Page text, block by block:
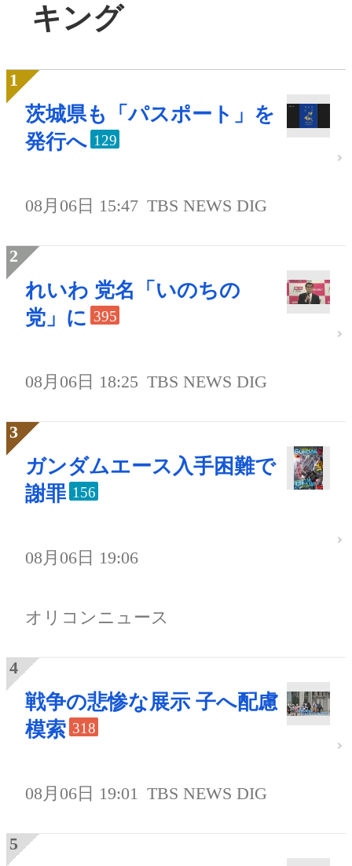
キング
茨城県も「パスポート」を
発行へ 129
08月06日 15:47 TBS NEWS DIG
れいわ 党名「いのちの
党」に 395
08月06日 18:25 TBS NEWS DIG
ガンダムエース入手困難で
謝罪 156
08月06日 19:06
オリコンニュース
戦争の悲惨な展示 子へ配慮
模索 318
08月06日 19:01 TBS NEWS DIG